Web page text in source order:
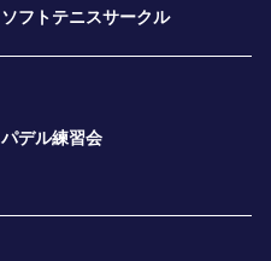
ソフトテニスサークル
パデル練習会